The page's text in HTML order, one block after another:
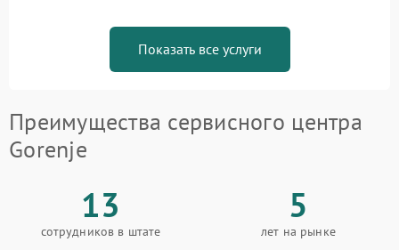
Показать все услуги
Преимущества сервисного центра
Gorenje
13
сотрудников в штате
5
лет на рынке